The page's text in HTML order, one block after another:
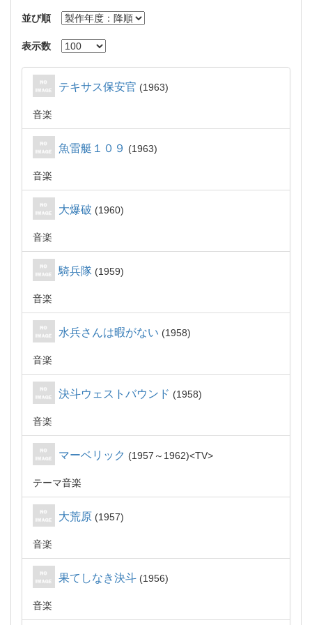
並び順
表示数
テキサス保安官 1963
音楽
魚雷艇１０９ 1963
音楽
大爆破 1960
音楽
騎兵隊 1959
音楽
水兵さんは暇がない 1958
音楽
決斗ウェストバウンド 1958
音楽
マーベリック 1957～1962 TV
テーマ音楽
大荒原 1957
音楽
果てしなき決斗 1956
音楽